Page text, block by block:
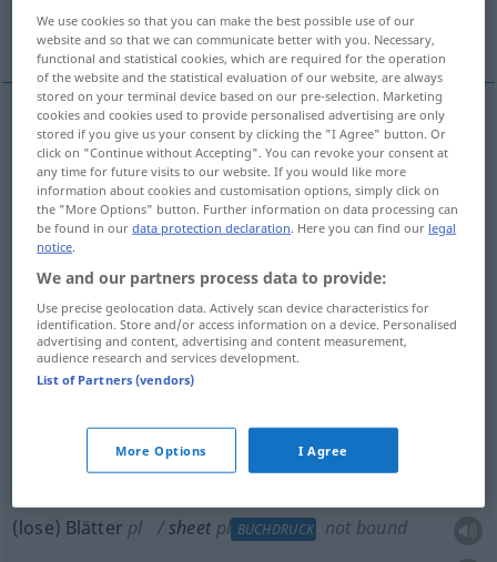
MetallFolie, Blech
Bettuchn,-lakenn sheet
Leintuchn sheet
Bogenm sheet
Blattn(Papier) sheet
(Druck)Bogenm sheet BUCHDRUCK printed
(lose) Blätter pl sheet pl BUCHDRUCK not bound
We use cookies so that you can make the best possible use of our
website and so that we can communicate better with you. Necessary,
functional and statistical cookies, which are required for the operation
of the website and the statistical evaluation of our website, are always
stored on your terminal device based on our pre-selection. Marketing
cookies and cookies used to provide personalised advertising are only
stored if you give us your consent by clicking the "I Agree" button. Or
click on "Continue without Accepting". You can revoke your consent at
any time for future visits to our website. If you would like more
information about cookies and customisation options, simply click on
the "More Options" button. Further information on data processing can
be found in ourdata protection declaration. Here you can find our legal
notice.
We and our partners process data to provide:
Use precise geolocation data. Actively scan device characteristics for
identification. Store and/or access information on a device. Personalised
advertising and content, advertising and content measurement,
audience research and services development.
List of Partners (vendors)
More Options I Agree